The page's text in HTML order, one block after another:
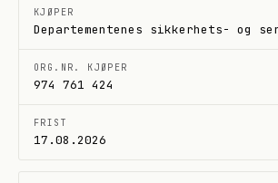
KJØPER
Departementenes sikkerhets- og
ORG.NR. KJØPER
974 761 424
FRIST
17.08.2026